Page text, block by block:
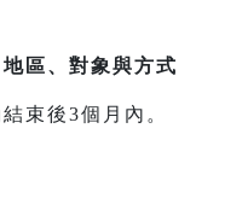
區、對象與方式
束後3個月內。